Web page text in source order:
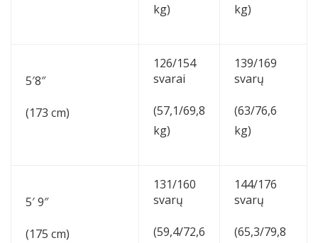
kg)
kg)
5′8″
(173 cm)
126/154
svarai
(57,1/69,8
kg)
139/169
svarų
(63/76,6
kg)
5′ 9″
(175 cm)
131/160
svarų
(59,4/72,6
144/176
svarų
(65,3/79,8